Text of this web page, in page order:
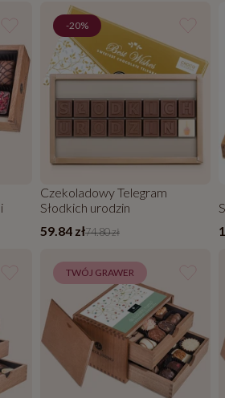
-20%
Czekoladowy Telegram
Słodkich urodzin
59.84 zł74.80 zł
TWÓJ GRAWER